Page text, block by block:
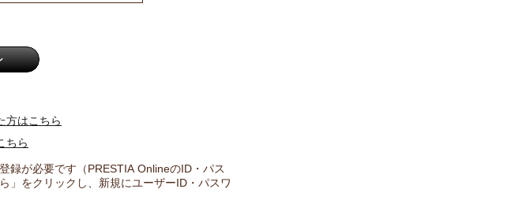
方はこちら
ちら
録が必要です（PRESTIA OnlineのID・パス
」をクリックし、新規にユーザーID・パスワ